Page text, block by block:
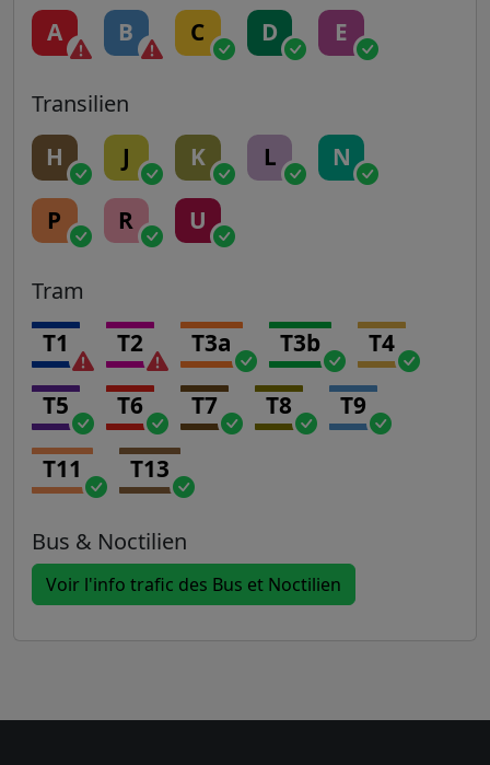
A B C D E
Transilien
H J K L N
P R U
Tram
T1 T2 T3a T3b T4
T5 T6 T7 T8 T9
T11 T13
Bus & Noctilien
Voir l'info trafic des Bus et Noctilien